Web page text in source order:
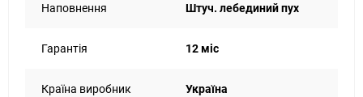
сучасніше та безпечніше. Особливо – якщо ви чутливі до
спокійний та глибокий сон.
Наповнення Штуч. лебединий пух
Гарантія 12 міс
Країна виробник Україна